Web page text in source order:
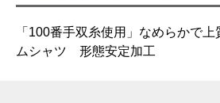
「100番手双糸使用」なめらかで
ムシャツ 形態安定加工